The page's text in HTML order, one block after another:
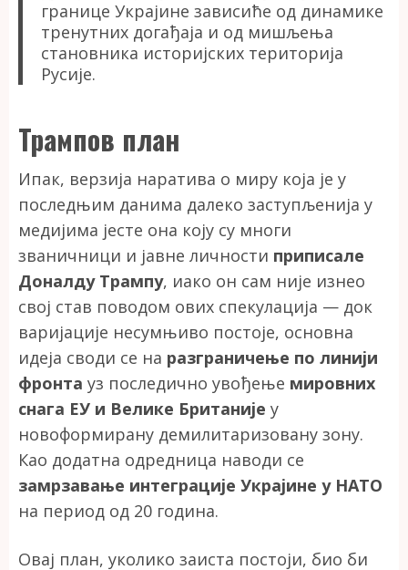
границе Украјине зависиће од динамике
тренутних догађаја и од мишљења
становника историјских територија
Русије.
Трампов план
Ипак, верзија наратива о миру која је у
последњим данима далеко заступљенија у
медијима јесте она коју су многи
званичници и јавне личности приписале
Доналду Трампу, иако он сам није изнео
свој став поводом ових спекулација — док
варијације несумњиво постоје, основна
идеја своди се на разграничење по линији
фронта уз последично увођење мировних
снага ЕУ и Велике Британије у
новоформирану демилитаризовану зону.
Као додатна одредница наводи се
замрзавање интеграције Украјине у НАТО
на период од 20 година.
Овај план, уколико заиста постоји, био би